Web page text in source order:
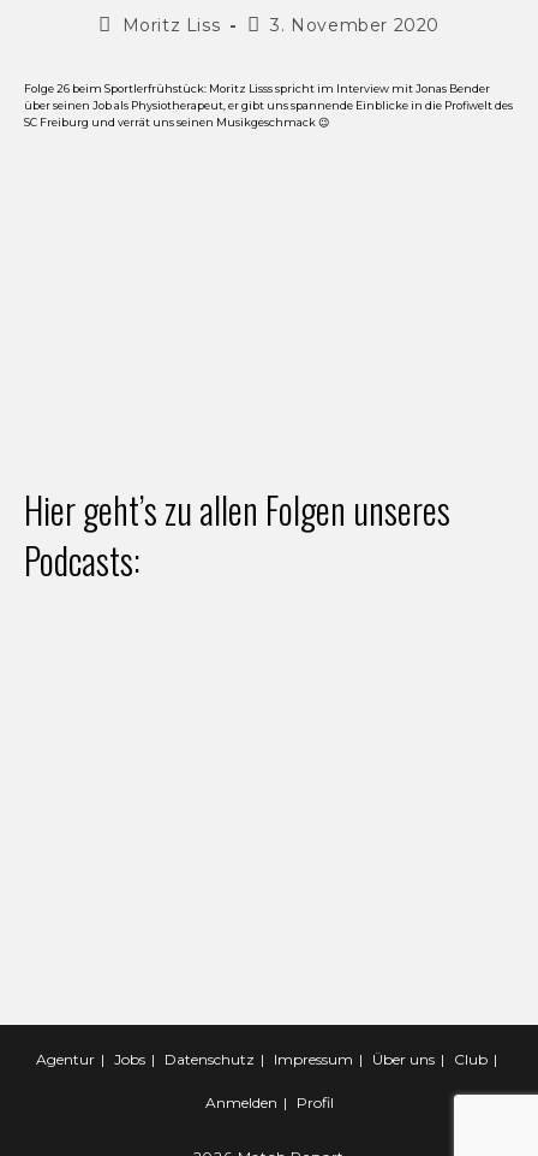
Moritz Liss 3. November 2020
Folge 26 beim Sportlerfrühstück: Moritz Lisss spricht im Interview mit Jonas Bender
über seinen Job als Physiotherapeut, er gibt uns spannende Einblicke in die Profiwelt des
SC Freiburg und verrät uns seinen Musikgeschmack 😉
Hier geht’s zu allen Folgen unseres
Podcasts:
Agentur Jobs Datenschutz Impressum Über uns Club
Anmelden Profil